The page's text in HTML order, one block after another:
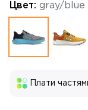
Цвет: gray/blue
Плати